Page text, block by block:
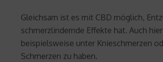
Gleichsam ist es mit CBD möglich,
schmerzlindernde Effekte hat. Auch
beispielsweise unter Knieschmerzen
Schmerzen zu haben.